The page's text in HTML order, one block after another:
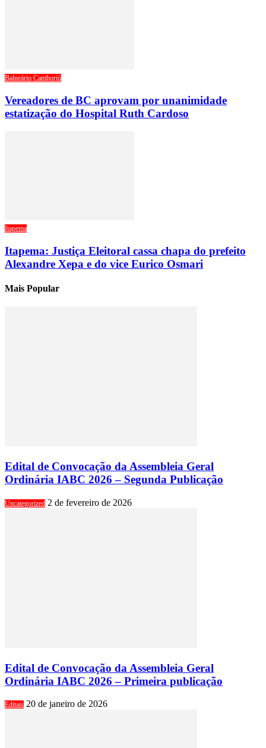
Balneário Camboriú
Vereadores de BC aprovam por unanimidade
estatização do Hospital Ruth Cardoso
Itapema
Itapema: Justiça Eleitoral cassa chapa do prefeito
Alexandre Xepa e do vice Eurico Osmari
Mais Popular
Edital de Convocação da Assembleia Geral
Ordinária IABC 2026 – Segunda Publicação
Uncategorized 2 de fevereiro de 2026
Edital de Convocação da Assembleia Geral
Ordinária IABC 2026 – Primeira publicação
Editais 20 de janeiro de 2026